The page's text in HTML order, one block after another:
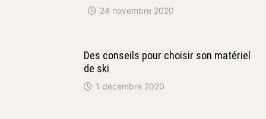
24 novembre 2020
Des conseils pour choisir son matériel
de ski
1 décembre 2020